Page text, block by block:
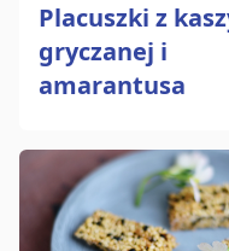
Placuszki z
gryczanej i
amarantusa